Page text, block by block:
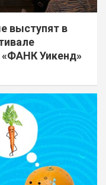
выступят в
«ФАНК Уикенд»